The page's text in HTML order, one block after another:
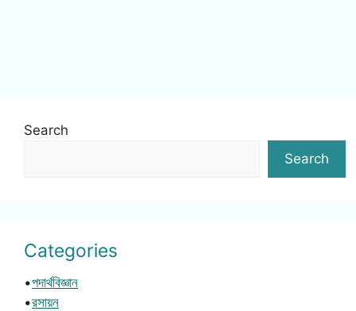
Search
Search
Categories
•পদার্থবিজ্ঞান
•রসায়ন